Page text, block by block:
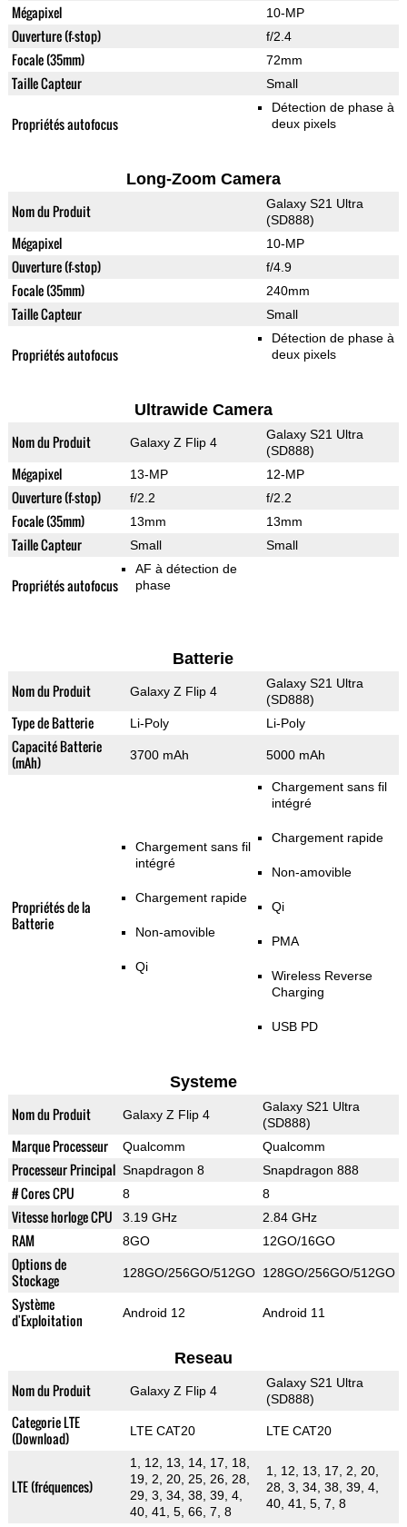
Mégapixel 10-MP
Ouverture (f-stop) f/2.4
Focale (35mm) 72mm
Taille Capteur Small
Propriétés autofocus
Détection de phase à
deux pixels
Long-Zoom Camera
Nom du Produit
Galaxy S21 Ultra
(SD888)
Mégapixel 10-MP
Ouverture (f-stop) f/4.9
Focale (35mm) 240mm
Taille Capteur Small
Propriétés autofocus
Détection de phase à
deux pixels
Ultrawide Camera
Nom du Produit Galaxy Z Flip 4
Galaxy S21 Ultra
(SD888)
Mégapixel 13-MP 12-MP
Ouverture (f-stop) f/2.2 f/2.2
Focale (35mm) 13mm 13mm
Taille Capteur Small Small
Propriétés autofocus
AF à détection de
phase
Batterie
Nom du Produit Galaxy Z Flip 4
Galaxy S21 Ultra
(SD888)
Type de Batterie Li-Poly Li-Poly
Capacité Batterie
(mAh)
3700 mAh 5000 mAh
Propriétés de la
Batterie
Chargement sans fil
intégré
Chargement rapide
Non-amovible
Qi
Chargement sans fil
intégré
Chargement rapide
Non-amovible
Qi
PMA
Wireless Reverse
Charging
USB PD
Systeme
Nom du Produit Galaxy Z Flip 4
Galaxy S21 Ultra
(SD888)
Marque Processeur Qualcomm Qualcomm
Processeur Principal Snapdragon 8 Snapdragon 888
# Cores CPU 8 8
Vitesse horloge CPU 3.19 GHz 2.84 GHz
RAM 8GO 12GO/16GO
Options de
Stockage
128GO/256GO/512GO 128GO/256GO/512GO
Système
d'Exploitation
Android 12 Android 11
Reseau
Nom du Produit Galaxy Z Flip 4
Galaxy S21 Ultra
(SD888)
Categorie LTE
(Download)
LTE CAT20 LTE CAT20
LTE (fréquences)
1, 12, 13, 14, 17, 18,
19, 2, 20, 25, 26, 28,
29, 3, 34, 38, 39, 4,
40, 41, 5, 66, 7, 8
1, 12, 13, 17, 2, 20,
28, 3, 34, 38, 39, 4,
40, 41, 5, 7, 8